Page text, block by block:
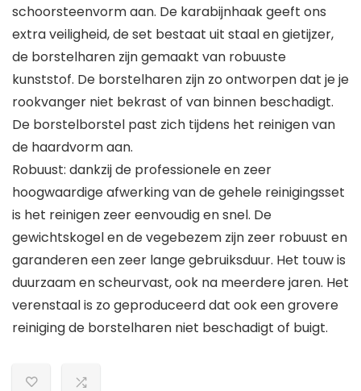
schoorsteenvorm aan. De karabijnhaak geeft ons
extra veiligheid, de set bestaat uit staal en gietijzer,
de borstelharen zijn gemaakt van robuuste
kunststof. De borstelharen zijn zo ontworpen dat je je
rookvanger niet bekrast of van binnen beschadigt.
De borstelborstel past zich tijdens het reinigen van
de haardvorm aan.
Robuust: dankzij de professionele en zeer
hoogwaardige afwerking van de gehele reinigingsset
is het reinigen zeer eenvoudig en snel. De
gewichtskogel en de vegebezem zijn zeer robuust en
garanderen een zeer lange gebruiksduur. Het touw is
duurzaam en scheurvast, ook na meerdere jaren. Het
verenstaal is zo geproduceerd dat ook een grovere
reiniging de borstelharen niet beschadigt of buigt.